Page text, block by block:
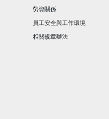
勞資關係
員工安全與工作環境
相關規章辦法